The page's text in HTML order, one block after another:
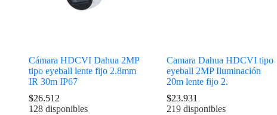
Cámara HDCVI Dahua 2MP
tipo eyeball lente fijo 2.8mm
IR 30m IP67
$26.512
128 disponibles
Camara Dahua HDCVI tipo
eyeball 2MP Iluminación
20m lente fijo 2.
$23.931
219 disponibles